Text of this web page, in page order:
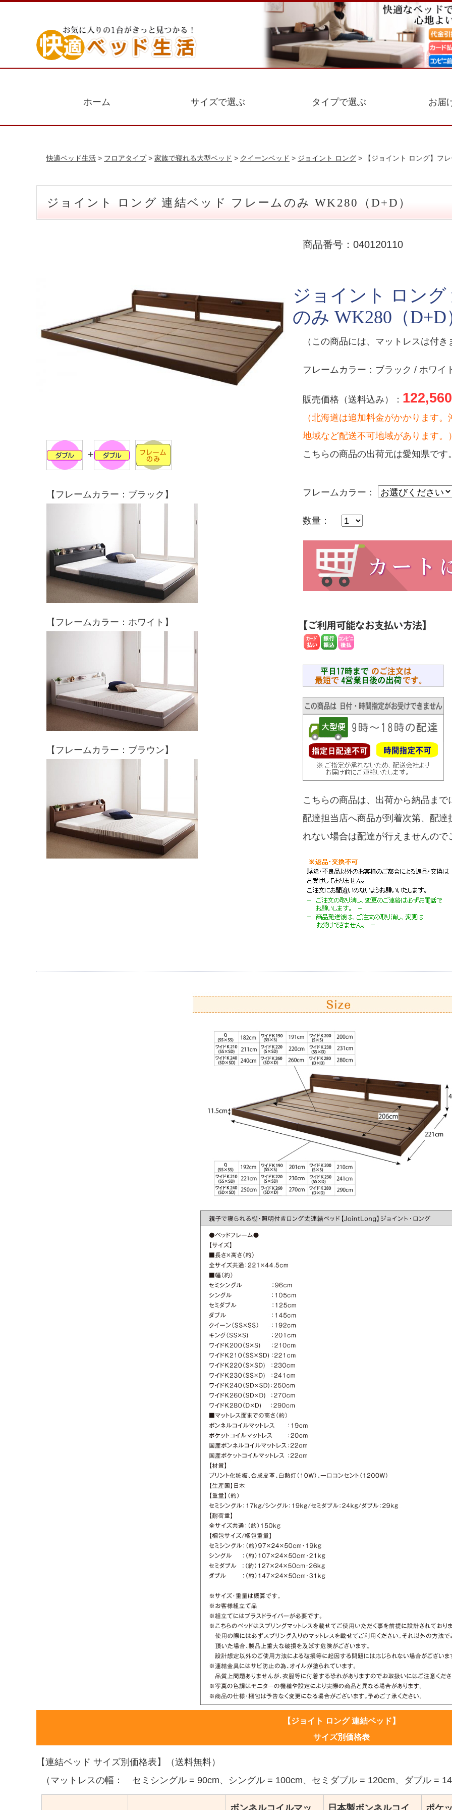
ホーム サイズで選ぶ タイプで選ぶ お届
快適ベッド生活 > フロアタイプ> 家族で寝れる大型ベッド > クイーンベッド > ジョイント ロング > 【ジョイント ロング】フ
ジョイント ロング 連結ベッド フレームのみ WK280（D+D）
+
【フレームカラー：ブラック】
【フレームカラー：ホワイト】
【フレームカラー：ブラウン】
商品番号：040120110
ジョイント ロン
のみ WK280（D+D
（この商品には、マットレスは付き
フレームカラー：ブラック / ホワイ
販売価格（送料込み）： 122,560
（北海道は追加料金がかかります
地域など配送不可地域があります。
こちらの商品の出荷元は愛知県です
フレームカラー：
数量：
こちらの商品は、出荷から納品ま
配達担当店へ商品が到着次第、配
れない場合は配達が行えませんので
【ジョイト ロング 連結ベッド】
サイズ別価格表
【連結ベッド サイズ別価格表】（送料無料）
（マットレスの幅： セミシングル = 90cm、シングル = 100cm、セミダブル = 120cm、ダブル =
ボンネルコイルマッ 日本製ボンネルコイ ポケ